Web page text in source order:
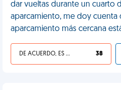
dar vueltas durante un cuarto
aparcamiento, me doy cuenta
aparcamiento más cercana
DE ACUERDO, ES UNA VIDA HP 38